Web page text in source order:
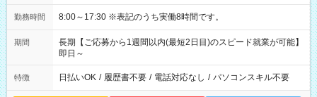
勤務時間 8:00～17:30 ※表記のうち実働8時間です。
期間
長期【ご応募から1週間以内(最短2日目)のスピード就業が可能】
即日～
特徴 日払いOK / 履歴書不要 / 電話対応なし / パソコンスキル不要